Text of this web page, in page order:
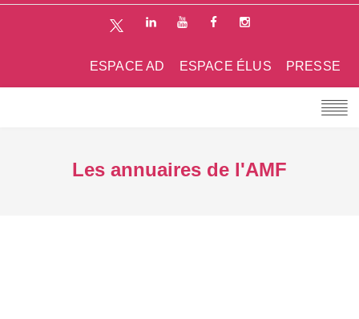
PRESSE
ESPACE ÉLUS
ESPACE AD
Les annuaires de l'AMF